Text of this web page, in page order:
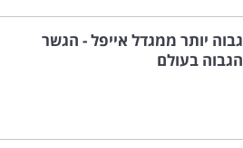
גבוה יותר ממגדל אייפל - הגשר
הגבוה בעולם